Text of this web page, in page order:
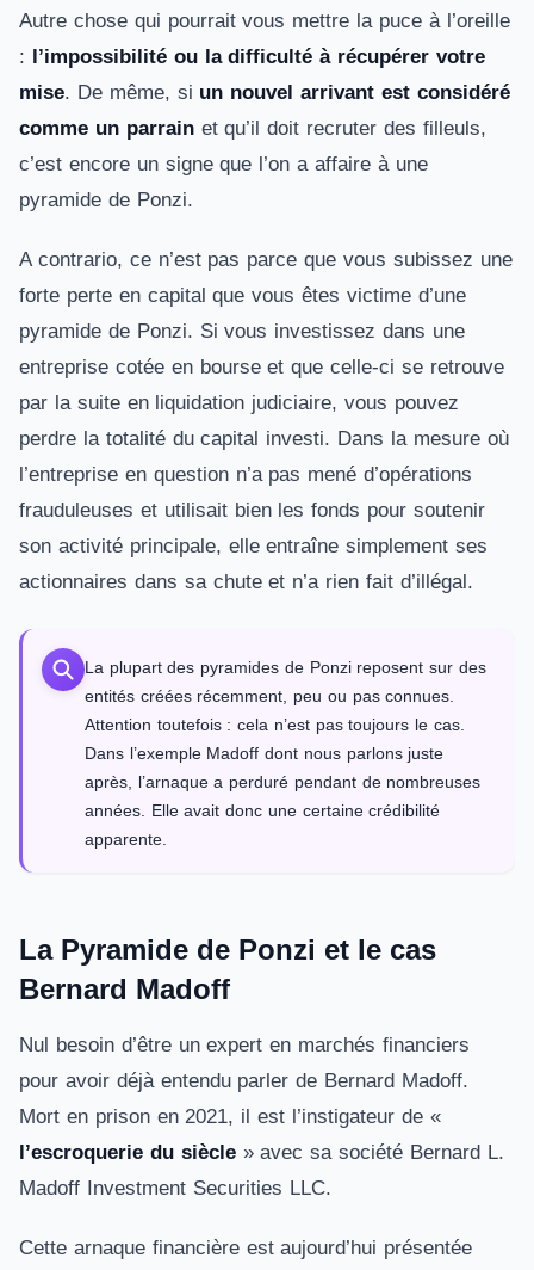
Autre chose qui pourrait vous mettre la puce à l’oreille
: l’impossibilité ou la difficulté à récupérer votre
mise. De même, si un nouvel arrivant est considéré
comme un parrainet qu’il doit recruter des filleuls,
c’est encore un signe que l’on a affaire à une
pyramide de Ponzi.
A contrario, ce n’est pas parce que vous subissez une
forte perte en capital que vous êtes victime d’une
pyramide de Ponzi. Si vous investissez dans une
entreprise cotée en bourse et que celle-ci se retrouve
par la suite en liquidation judiciaire, vous pouvez
perdre la totalité du capital investi. Dans la mesure où
l’entreprise en question n’a pas mené d’opérations
frauduleuses et utilisait bien les fonds pour soutenir
son activité principale, elle entraîne simplement ses
actionnaires dans sa chute et n’a rien fait d’illégal.
La plupart des pyramides de Ponzi reposent sur des
entités créées récemment, peu ou pas connues.
Attention toutefois : cela n’est pas toujours le cas.
Dans l’exemple Madoff dont nous parlons juste
après, l’arnaque a perduré pendant de nombreuses
années. Elle avait donc une certaine crédibilité
apparente.
La Pyramide de Ponzi et le cas
Bernard Madoff
Nul besoin d’être un expert en marchés financiers
pour avoir déjà entendu parler de Bernard Madoff.
Mort en prison en 2021, il est l’instigateur de «
l’escroquerie du siècle» avec sa société Bernard L.
Madoff Investment Securities LLC.
Cette arnaque financière est aujourd’hui présentée